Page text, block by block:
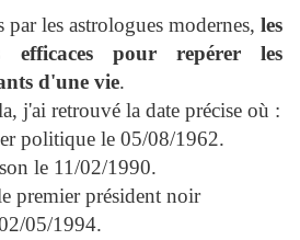
les astrologues modernes, les
efficaces pour repérer les
d'une vie.
j'ai retrouvé la date précise où :
politique le 05/08/1962.
le 11/02/1990.
premier président noir
05/1994.